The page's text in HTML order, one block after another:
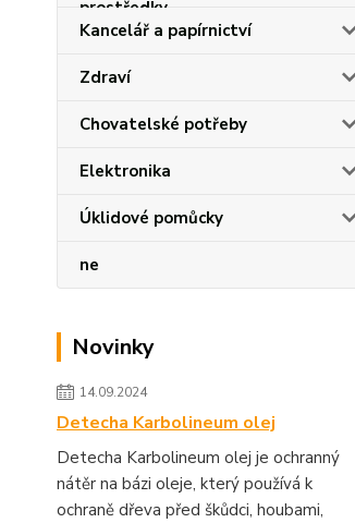
Kancelář a papírnictví
Zdraví
Chovatelské potřeby
Elektronika
Úklidové pomůcky
ne
Novinky
14.09.2024
Detecha Karbolineum olej
Detecha Karbolineum olej je ochranný
nátěr na bázi oleje, který používá k
ochraně dřeva před škůdci, houbami,